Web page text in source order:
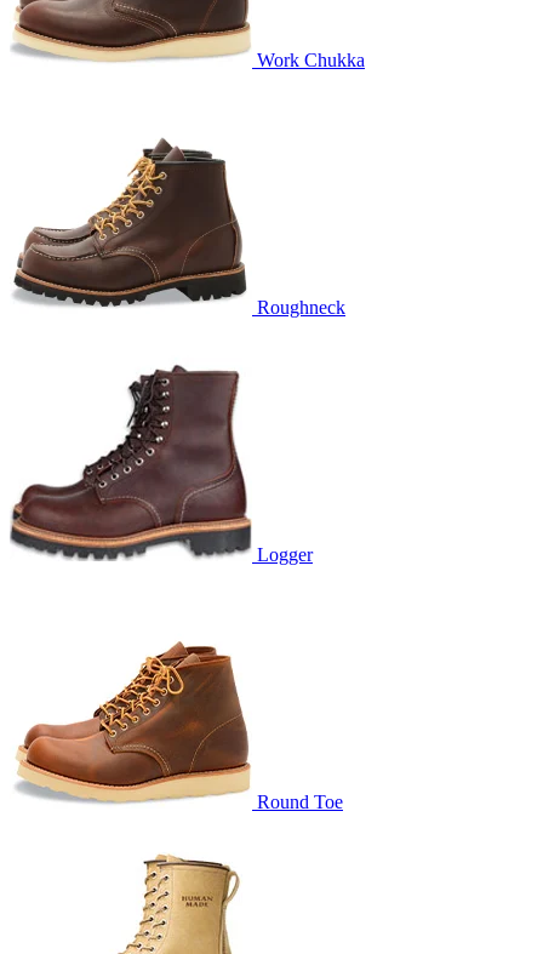
Work Chukka
Roughneck
Logger
Round Toe